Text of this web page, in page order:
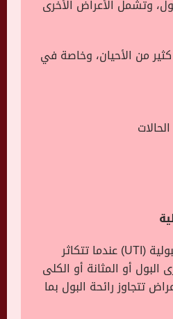
وتشمل الأعراض الأخرى
من الأحيان، وخاصة في
تحدث عدوى المسالك البولية (UTI) عندما تتكاثر
البول أو المثانة أو الكلى
تتجاوز رائحة البول بما